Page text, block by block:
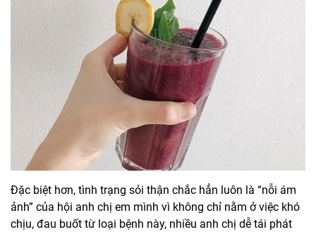
Đặc biệt hơn, tình trạng sỏi thận chắc hẳn luôn là “nỗi ám
ảnh” của hội anh chị em mình vì không chỉ nằm ở việc khó
chịu, đau buốt từ loại bệnh này, nhiều anh chị dễ tái phát